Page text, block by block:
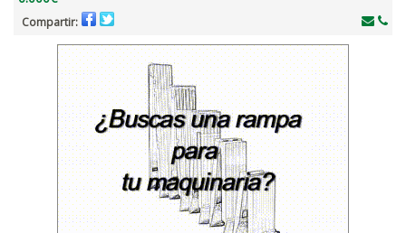
Compartir: